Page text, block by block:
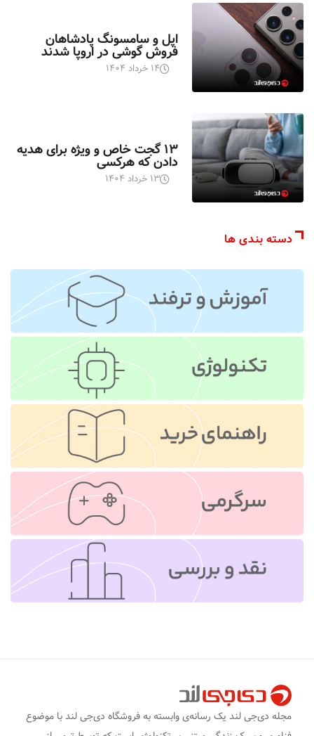
اپل و سامسونگ پادشاهان
فروش گوشی در اروپا شدند
۱۴ خرداد ۱۴۰۴
۱۳ گجت خاص و ویژه برای هدیه
دادن که هرکسی
۱۳ خرداد ۱۴۰۴
دسته بندی ها
مجله دی‌جی لند یک رسانه‌ی وابسته به فروشگاه دی‌جی لند با موضوع